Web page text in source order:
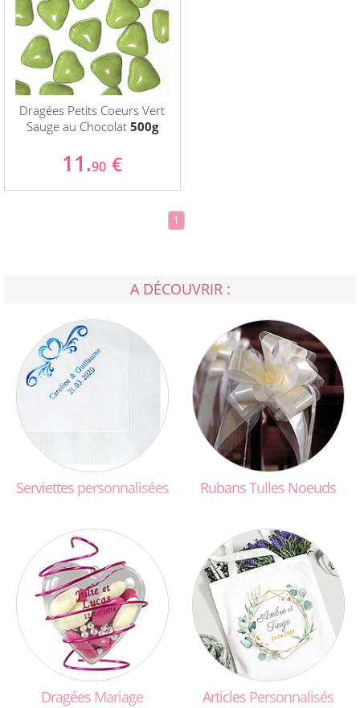
Dragées Petits Coeurs Vert
Sauge au Chocolat 500g
11.90 €
1
A DÉCOUVRIR :
Serviettes personnalisées RubansTulles Noeuds
Dragées Mariage Articles Personnalisés